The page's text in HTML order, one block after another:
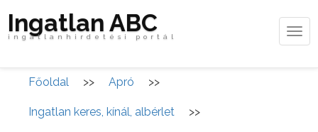
Ingatlan ABC
ingatlanhirdetési portál
Főoldal >> Apró >>
Ingatlan keres, kínál, albérlet >>